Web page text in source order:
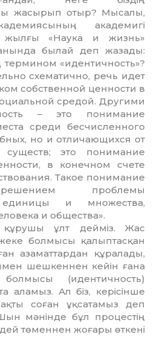
жасырып отыр? Мысалы,
академигі
жылғы «Наука и жизнь»
былай деп жазады:
«идентичность»?
схематично, речь идет
собствен­ной ценности в
средой. Другими
– это понимание
среди бесчисленного
но и от­личаю­щихся от
существ; это понимание
в конечном счете
Такое понимание
проблемы
единицы и мно­жества,
и общества».
ұлт дейміз. Жас
болмысы қалыптасқан
азаматтардан құралады,
шешкеннен кейін ғана
(иден­тич­ность)
аламыз. Ал біз, керісінше
соған ұқсатамыз деп
мә­нінде бұл процестің
төменнен жоғары өткені